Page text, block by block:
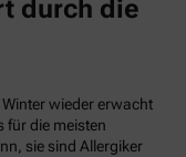
durch die
wieder erwacht
für die meisten
sie sind Allergiker